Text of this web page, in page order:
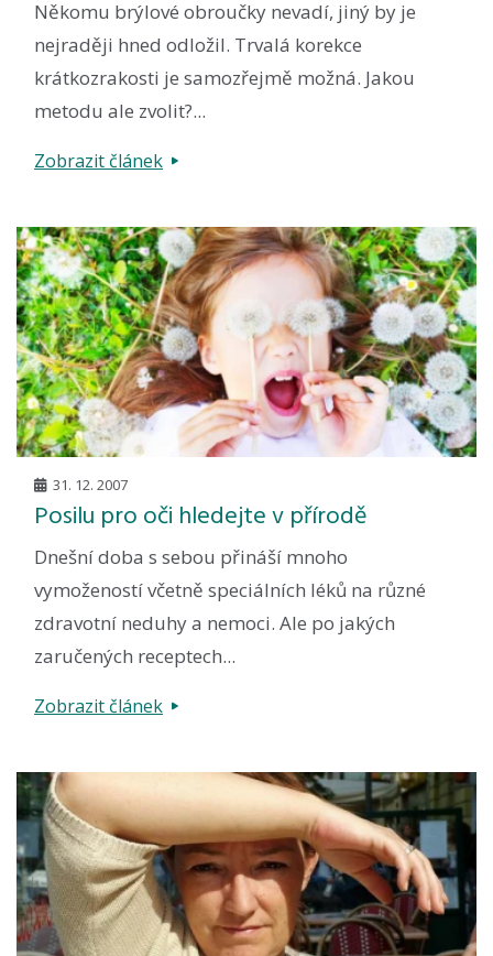
Někomu brýlové obroučky nevadí, jiný by je
nejraději hned odložil. Trvalá korekce
krátkozrakosti je samozřejmě možná. Jakou
metodu ale zvolit?...
Zobrazit článek
31. 12. 2007
Posilu pro oči hledejte v přírodě
Dnešní doba s sebou přináší mnoho
vymožeností včetně speciálních léků na různé
zdravotní neduhy a nemoci. Ale po jakých
zaručených receptech...
Zobrazit článek